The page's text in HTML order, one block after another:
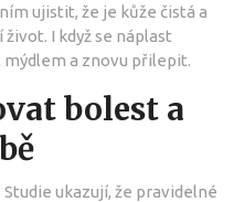
ujistit, že je kůže čistá a
I když se náplast
a znovu přilepit.
bolest a
ukazují, že pravidelné